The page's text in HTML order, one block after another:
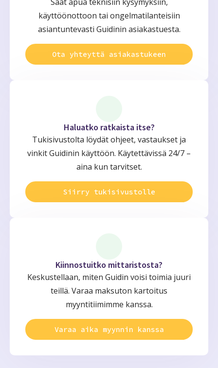
käyttöönottoon tai ongelmatilanteisiin
asiantuntevasti Guidinin asiakastuesta.
Ota yhteyttä asiakastukeen
Haluatko ratkaista itse?
Tukisivustolta löydät ohjeet, vastaukset ja
vinkit Guidinin käyttöön. Käytettävissä 24/7 –
aina kun tarvitset.
Siirry tukisivustolle
Kiinnostuitko mittaristosta?
Keskustellaan, miten Guidin voisi toimia juuri
teillä. Varaa maksuton kartoitus
myyntitiimimme kanssa.
Varaa aika myynnin kanssa